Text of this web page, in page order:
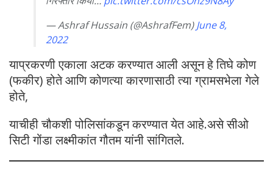
— Ashraf Hussain (@AshrafFem)June 8,
2022
याप्रकरणी एकाला अटक करण्यात आली असून हे तिघे कोण
(फकीर) होते आणि कोणत्या कारणासाठी त्या ग्रामसभेला गेले
होते,
याचीही चौकशी पोलिसांकडून करण्यात येत आहे.असे सीओ
सिटी गोंडा लक्ष्मीकांत गौतम यांनी सांगितले.